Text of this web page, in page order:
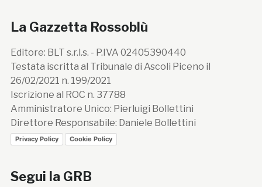
La Gazzetta Rossoblù
Editore: BLT s.r.l.s. - P.IVA 02405390440
Testata iscritta al Tribunale di Ascoli Piceno il
26/02/2021 n. 199/2021
Iscrizione al ROC n. 37788
Amministratore Unico: Pierluigi Bollettini
Direttore Responsabile: Daniele Bollettini
Privacy Policy Cookie Policy
Segui la GRB